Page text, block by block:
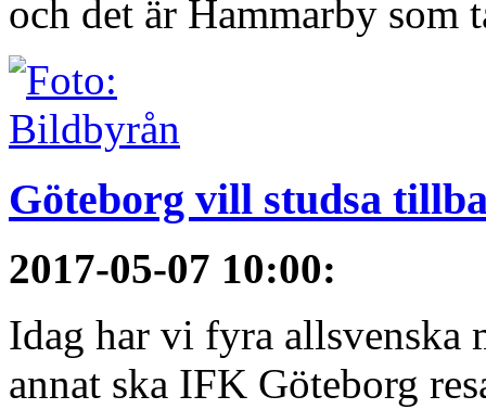
och det är Hammarby som
Göteborg vill studsa
2017-05-07 10:00:
Idag har vi fyra allsvenska
annat ska IFK Göteborg